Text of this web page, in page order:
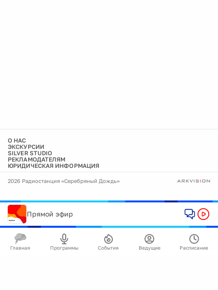
О НАС
ЭКСКУРСИИ
SILVER STUDIO
РЕКЛАМОДАТЕЛЯМ
ЮРИДИЧЕСКАЯ ИНФОРМАЦИЯ
2026 Радиостанция «Серебряный Дождь»
Прямой эфир
Главная Программы События Ведущие Расписание